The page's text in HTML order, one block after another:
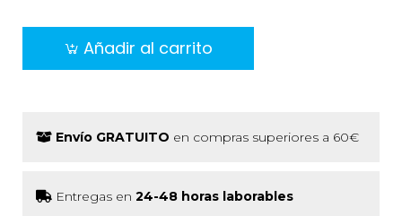
Añadir al carrito
Envío GRATUITO en compras superiores a 60€
Entregas en 24-48 horas laborables